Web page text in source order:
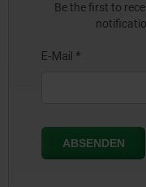
Be the first to